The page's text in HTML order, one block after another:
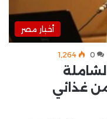
أخبار مصر
0 1٬264
غذائي